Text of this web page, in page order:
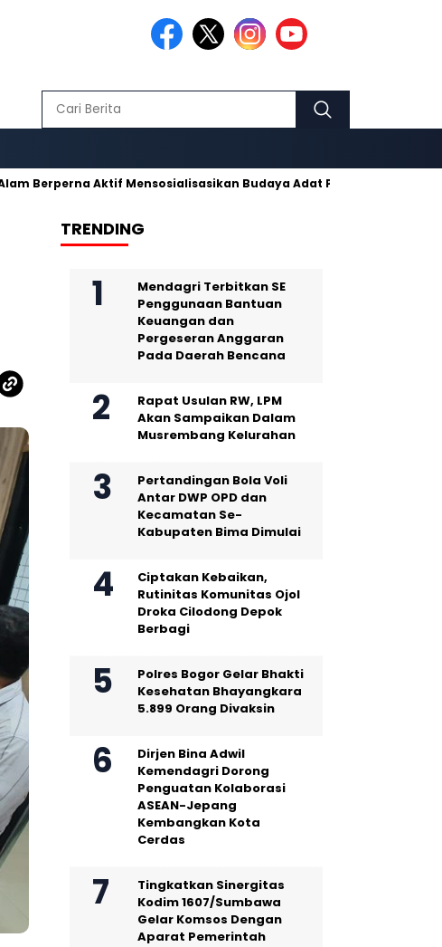
Aktif Mensosialisasikan Budaya Adat Pusaka Kujang
TRENDING
Mendagri Terbitkan SE
Penggunaan Bantuan
Keuangan dan
Pergeseran Anggaran
Pada Daerah Bencana
Rapat Usulan RW, LPM
Akan Sampaikan Dalam
Musrembang Kelurahan
Pertandingan Bola Voli
Antar DWP OPD dan
Kecamatan Se-
Kabupaten Bima Dimulai
Ciptakan Kebaikan,
Rutinitas Komunitas Ojol
Droka Cilodong Depok
Berbagi
Polres Bogor Gelar Bhakti
Kesehatan Bhayangkara
5.899 Orang Divaksin
Dirjen Bina Adwil
Kemendagri Dorong
Penguatan Kolaborasi
ASEAN-Jepang
Kembangkan Kota
Cerdas
Tingkatkan Sinergitas
Kodim 1607/Sumbawa
Gelar Komsos Dengan
Aparat Pemerintah